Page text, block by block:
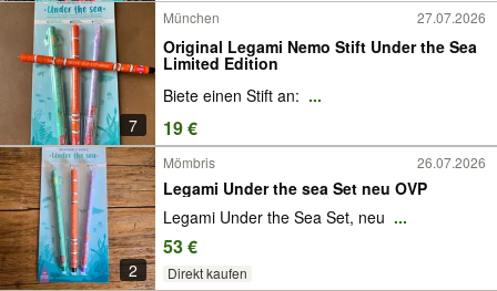
7
München 27.07.2026
Original Legami Nemo Stift Under the Sea
Limited Edition
Biete einen Stift an: ...
19 €
2
Mömbris 26.07.2026
Legami Under the sea Set neu OVP
Legami Under the Sea Set, neu ...
53 €
Direkt kaufen